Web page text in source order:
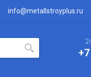
info@metallstroyplus.ru